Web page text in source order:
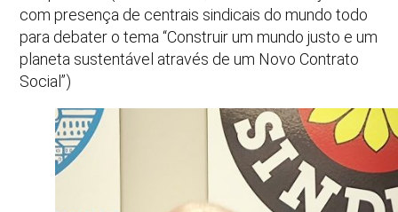
com presença de centrais sindicais do mundo todo
para debater o tema “Construir um mundo justo e um
planeta sustentável através de um Novo Contrato
Social”)